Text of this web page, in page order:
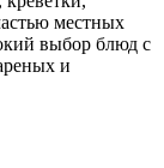
местных
выбор блюд с
и